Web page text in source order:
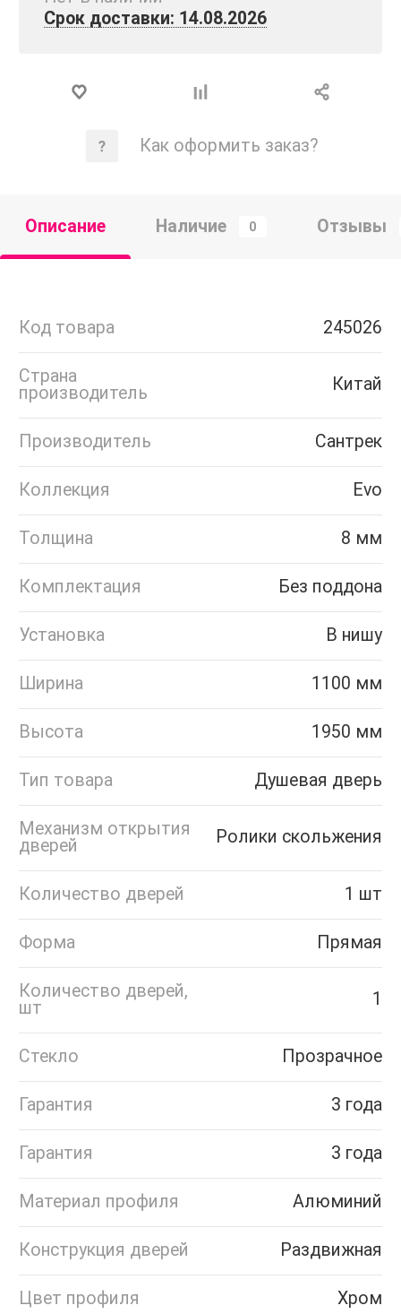
Срок доставки: 14.08.2026
Как оформить заказ?
Описание Наличие 0 Отзывы
Код товара 245026
Страна
производитель
Китай
Производитель Сантрек
Коллекция Evo
Толщина 8 мм
Комплектация Без поддона
Установка В нишу
Ширина 1100 мм
Высота 1950 мм
Тип товара Душевая дверь
Механизм открытия
дверей
Ролики скольжения
Количество дверей 1 шт
Форма Прямая
Количество дверей,
шт
1
Стекло Прозрачное
Гарантия 3 года
Гарантия 3 года
Материал профиля Алюминий
Конструкция дверей Раздвижная
Цвет профиля Хром